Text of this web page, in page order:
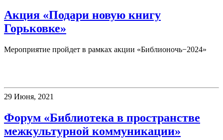
Акция «Подари новую книгу
Горьковке»
Мероприятие пройдет в рамках акции «Библионочь−2024»
29 Июня, 2021
Форум «Библиотека в пространстве
межкультурной коммуникации»